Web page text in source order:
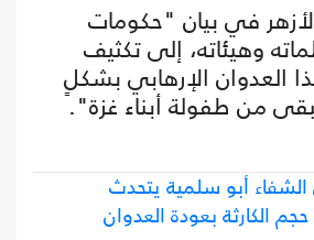
في بيان "حكومات
وهيئاته، إلى تكثيف
العدوان الإرهابي بشكلٍ
من طفولة أبناء غزة".
أبو سلمية يتحدث